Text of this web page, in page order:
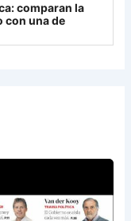
comparan la
con una de